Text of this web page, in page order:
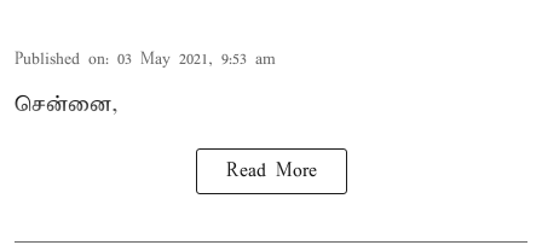
Published on: 03 May 2021, 9:53 am
சென்னை,
Read More